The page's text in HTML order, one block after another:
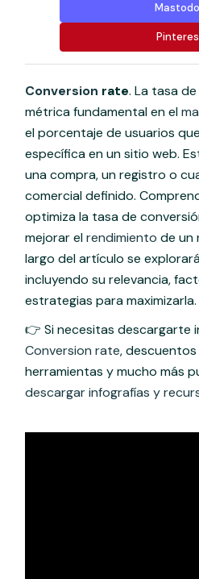
Conversion rate. La tasa
métrica fundamental en el
el porcentaje de usuarios
específica en un sitio web.
una compra, un registro o
comercial definido.
optimiza la tasa de
mejorar elrendimiento de un
largo del artículo se
incluyendo su relevancia,
estrategias para maximizarla.
👉 Si necesitas descargarte
Conversion rate,
herramientas y mucho más
descargar infografías y